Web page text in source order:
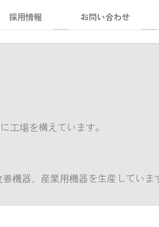
採用情報 お問い合わせ
工場を構えています。
機器、産業用機器を生産していま